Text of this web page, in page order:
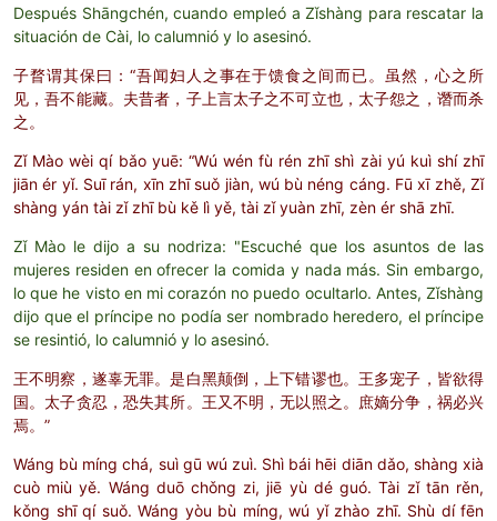
Después Shāngchén, cuando empleó a Zǐshàng para rescatar la
situación de Cài, lo calumnió y lo asesinó.
子瞀谓其保曰：“吾闻妇人之事在于馈食之间而已。虽然，心之所
见，吾不能藏。夫昔者，子上言太子之不可立也，太子怨之，谮而杀
之。
Zǐ Mào wèi qí bǎo yuē: “Wú wén fù rén zhī shì zài yú kuì shí zhī
jiān ér yǐ. Suī rán, xīn zhī suǒ jiàn, wú bù néng cáng. Fū xī zhě, Zǐ
shàng yán tài zǐ zhī bù kě lì yě, tài zǐ yuàn zhī, zèn ér shā zhī.
Zǐ Mào le dijo a su nodriza: "Escuché que los asuntos de las
mujeres residen en ofrecer la comida y nada más. Sin embargo,
lo que he visto en mi corazón no puedo ocultarlo. Antes, Zǐshàng
dijo que el príncipe no podía ser nombrado heredero, el príncipe
se resintió, lo calumnió y lo asesinó.
王不明察，遂辜无罪。是白黑颠倒，上下错谬也。王多宠子，皆欲得
国。太子贪忍，恐失其所。王又不明，无以照之。庶嫡分争，祸必兴
焉。”
Wáng bù míng chá, suì gū wú zuì. Shì bái hēi diān dǎo, shàng xià
cuò miù yě. Wáng duō chǒng zi, jiē yù dé guó. Tài zǐ tān rěn,
kǒng shī qí suǒ. Wáng yòu bù míng, wú yǐ zhào zhī. Shù dí fēn